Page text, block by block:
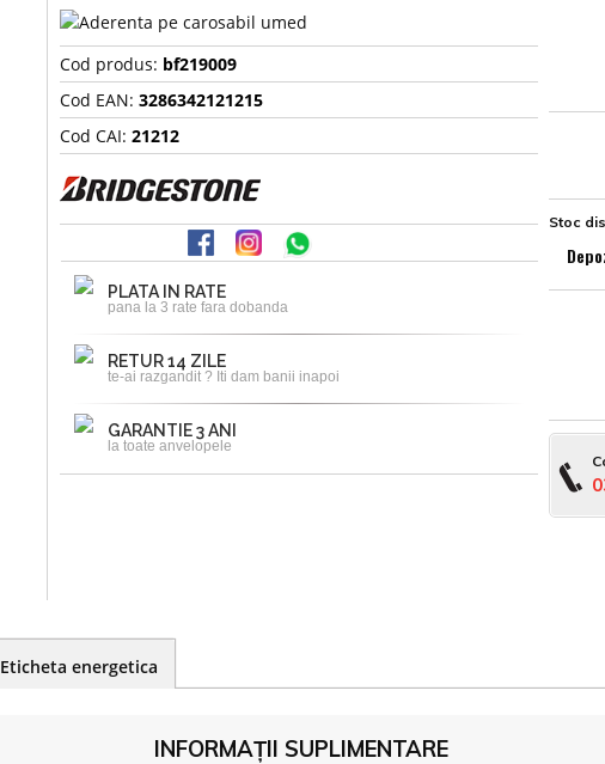
Cod produs: bf219009
Cod EAN:3286342121215
Cod CAI:21212
PLATA IN RATE
pana la 3 rate fara dobanda
RETUR 14 ZILE
te-ai razgandit ? Iti dam banii inapoi
GARANTIE 3 ANI
la toate anvelopele
Stoc
Eticheta energetica
INFORMAȚII SUPLIMENTARE